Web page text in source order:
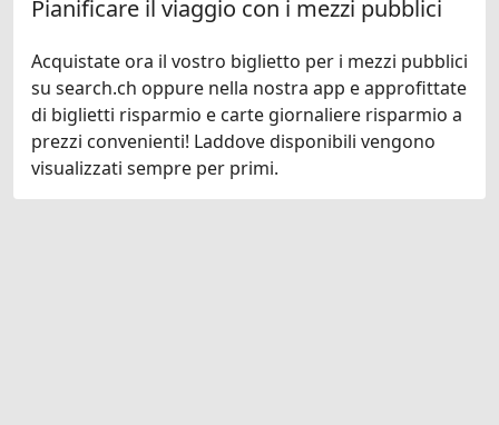
Pianificare il viaggio con i mezzi pubblici
Acquistate ora il vostro biglietto per i mezzi pubblici
su search.ch oppure nella nostra app e approfittate
di biglietti risparmio e carte giornaliere risparmio a
prezzi convenienti! Laddove disponibili vengono
visualizzati sempre per primi.